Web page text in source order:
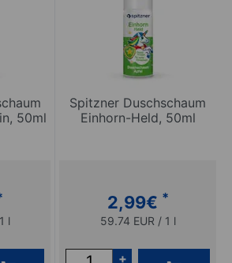
50ml
l
Spitzner Duschschaum
Einhorn-Held, 50ml
2,99€ *
59.74 EUR / 1 l
+